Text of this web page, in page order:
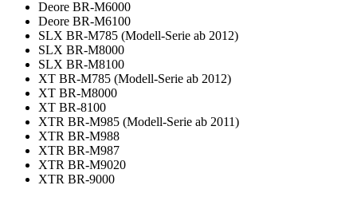
Deore BR-M6000
Deore BR-M6100
SLX BR-M785 (Modell-Serie ab 2012)
SLX BR-M8000
SLX BR-M8100
XT BR-M785 (Modell-Serie ab 2012)
XT BR-M8000
XT BR-8100
XTR BR-M985 (Modell-Serie ab 2011)
XTR BR-M988
XTR BR-M987
XTR BR-M9020
XTR BR-9000